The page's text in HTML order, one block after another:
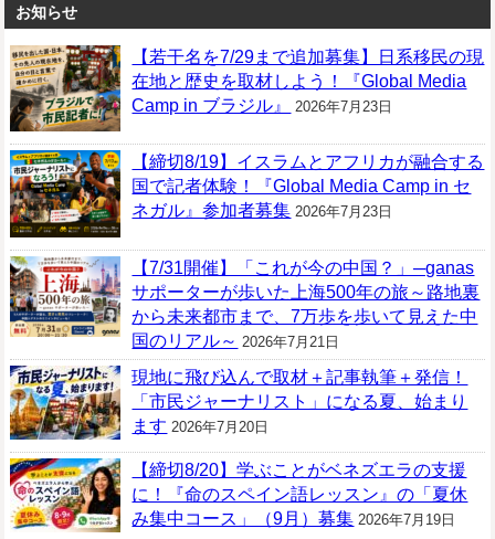
お知らせ
【若干名を7/29まで追加募集】日系移民の現
在地と歴史を取材しよう！『Global Media
Camp in ブラジル』
2026年7月23日
【締切8/19】イスラムとアフリカが融合する
国で記者体験！『Global Media Camp in セ
ネガル』参加者募集 2026年7月23日
【7/31開催】「これが今の中国？」─ganas
サポーターが歩いた上海500年の旅～路地裏
から未来都市まで、7万歩を歩いて見えた中
国のリアル～ 2026年7月21日
現地に飛び込んで取材＋記事執筆＋発信！
「市民ジャーナリスト」になる夏、始まり
ます 2026年7月20日
【締切8/20】学ぶことがベネズエラの支援
に！『命のスペイン語レッスン』の「夏休
み集中コース」（9月）募集 2026年7月19日